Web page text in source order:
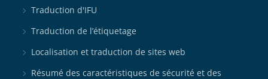
Traduction d'IFU
Traduction de l’étiquetage
Localisation et traduction de sites web
Résumé des caractéristiques de sécurité et des